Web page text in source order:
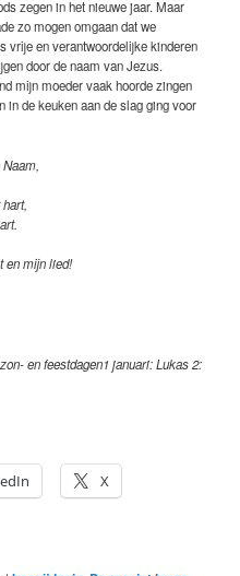
zegen in het nieuwe jaar. Maar
zo mogen omgaan dat we
vrije en verantwoordelijke kinderen
door de naam van Jezus.
mijn moeder vaak hoorde zingen
in de keuken aan de slag ging voor
en mijn lied!
en feestdagen1 januari: Lukas 2:
X